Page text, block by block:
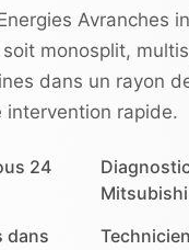
Avranches
soit monosplit,
dans un rayon
rapide.
24
dans